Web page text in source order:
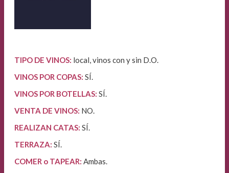
TIPO DE VINOS: local, vinos con y sin D.O.
VINOS POR COPAS: SÍ.
VINOS POR BOTELLAS: SÍ.
VENTA DE VINOS: NO.
REALIZAN CATAS: SÍ.
TERRAZA: SÍ.
COMER o TAPEAR: Ambas.